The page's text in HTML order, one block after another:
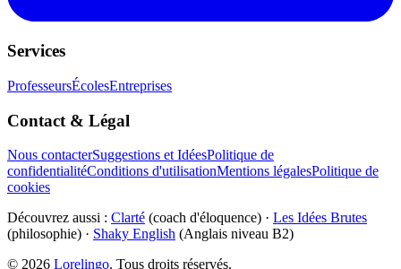
Services
ProfesseursÉcolesEntreprises
Contact & Légal
Nous contacterSuggestions et IdéesPolitique de
confidentialitéConditions d'utilisationMentions légalesPolitique de
cookies
Découvrez aussi : Clarté (coach d'éloquence) · Les Idées Brutes
(philosophie) · Shaky English (Anglais niveau B2)
© 2026 Lorelingo. Tous droits réservés.